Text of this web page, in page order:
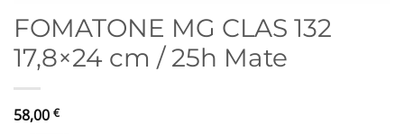
FOMATONE MG CLAS 132
17,8×24 cm / 25h Mate
58,00 €